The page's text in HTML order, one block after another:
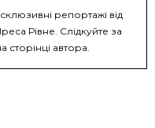
репортажі від
Рівне. Слідкуйте за
сторінці автора.